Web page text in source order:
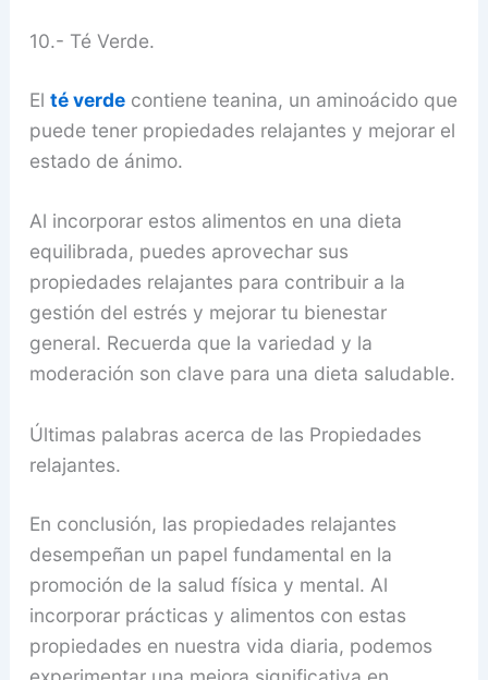
10.- Té Verde.
El té verdecontiene teanina, un aminoácido que
puede tener propiedades relajantes y mejorar el
estado de ánimo.
Al incorporar estos alimentos en una dieta
equilibrada, puedes aprovechar sus
propiedades relajantes para contribuir a la
gestión del estrés y mejorar tu bienestar
general. Recuerda que la variedad y la
moderación son clave para una dieta saludable.
Últimas palabras acerca de las Propiedades
relajantes.
En conclusión, las propiedades relajantes
desempeñan un papel fundamental en la
promoción de la salud física y mental. Al
incorporar prácticas y alimentos con estas
propiedades en nuestra vida diaria, podemos